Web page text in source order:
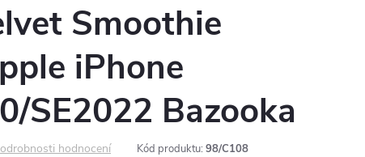
Smoothie
iPhone
SE2022 Bazooka
hodnocení Kód produktu: 98/C108